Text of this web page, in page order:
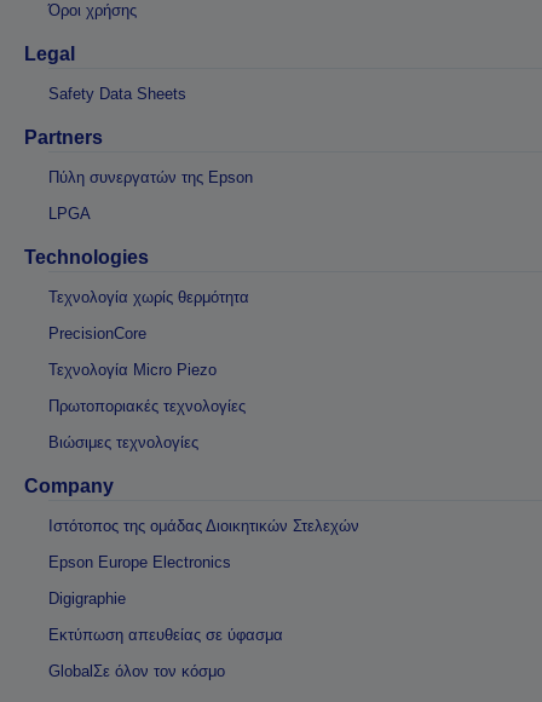
Όροι χρήσης
Legal
Safety Data Sheets
Partners
Πύλη συνεργατών της Epson
LPGA
Technologies
Τεχνολογία χωρίς θερμότητα
PrecisionCore
Τεχνολογία Micro Piezo
Πρωτοποριακές τεχνολογίες
Βιώσιμες τεχνολογίες
Company
Ιστότοπος της ομάδας Διοικητικών Στελεχών
Epson Europe Electronics
Digigraphie
Εκτύπωση απευθείας σε ύφασμα
GlobalΣε όλον τον κόσμο